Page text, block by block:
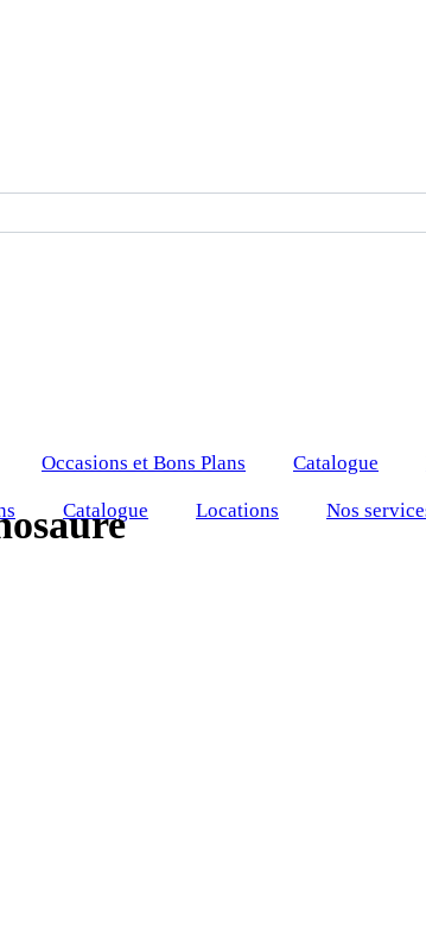
Occasions et Bons Plans Catalogue
Catalogue Locations Nos